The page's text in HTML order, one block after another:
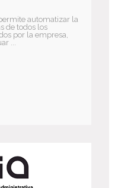
automatizar la
de todos los
por la empresa,
...